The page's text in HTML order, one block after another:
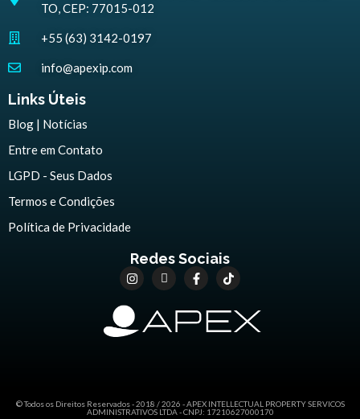
TO, CEP: 77015-012
+55 (63) 3142-0197
info@apexip.com
Links Úteis
Blog | Notícias
Entre em Contato
LGPD - Seus Dados
Termos e Condições
Política de Privacidade
Redes Sociais
© Todos os Direitos Reservados - 2018 / 2026 - APEX INTELLECTUAL PROPERTY SERVICOS
ADMINISTRATIVOS LTDA - CNPJ: 17210627000170